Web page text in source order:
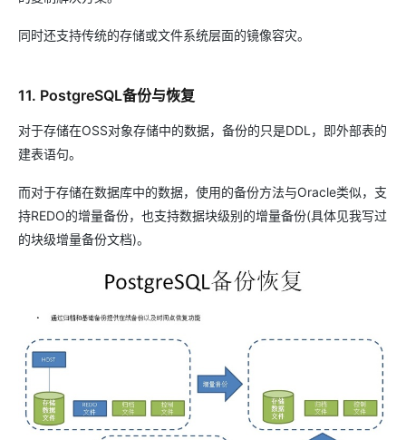
同时还支持传统的存储或文件系统层面的镜像容灾。
11. PostgreSQL备份与恢复
对于存储在OSS对象存储中的数据，备份的只是DDL，即外部表的
建表语句。
而对于存储在数据库中的数据，使用的备份方法与Oracle类似，支
持REDO的增量备份，也支持数据块级别的增量备份(具体见我写过
的块级增量备份文档)。